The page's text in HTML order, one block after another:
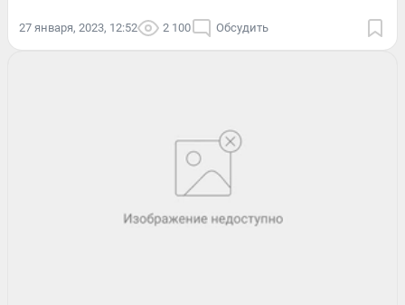
27 января, 2023, 12:52 2 100 Обсудить